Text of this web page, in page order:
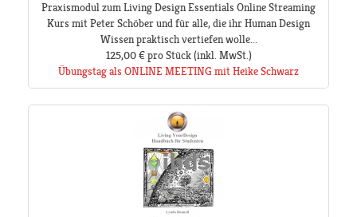
Praxismodul zum Living Design Essentials Online Streaming
Kurs mit Peter Schöber und für alle, die ihr Human Design
Wissen praktisch vertiefen wolle...
125,00 € pro Stück(inkl. MwSt.)
Übungstag als ONLINE MEETING mit Heike Schwarz